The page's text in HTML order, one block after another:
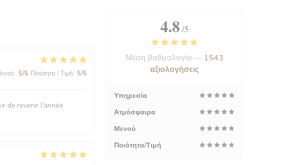
: 5/5 Ποιότητα / Τιμή : 5/5
de revenir l'année
4.8 /5
Μέση βαθμολογία — 1543
αξιολογήσεις
Υπηρεσία
Ατμόσφαιρα
Μενού
Ποιότητα/Τιμή